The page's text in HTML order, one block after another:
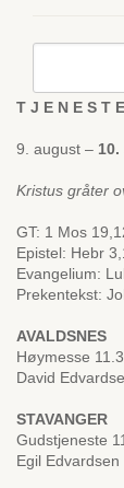
T J E N E S T
9. august –
Kristus gråter
GT: 1 Mos
Epistel: Hebr
Evangelium:
Prekentekst:
AVALDSNES
Høymesse
David
STAVANGER
Gudstjeneste
Egil Edvardsen